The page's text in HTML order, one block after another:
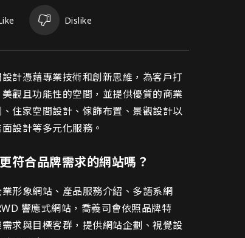
Dislike
計網頁設計介紹
計憑藉專業技術和創新思維，為客戶打
觀且功能性的空間，並提供優質的商業
住家空間設計、傢飾布置、景觀設計以
設計等多元化服務。
符合品牌需求的網站嗎？
形象網站、產品服務介紹、多語系網
響應式網站，喬義司會依照品牌特
求與目標客群，提供網站企劃、視覺設